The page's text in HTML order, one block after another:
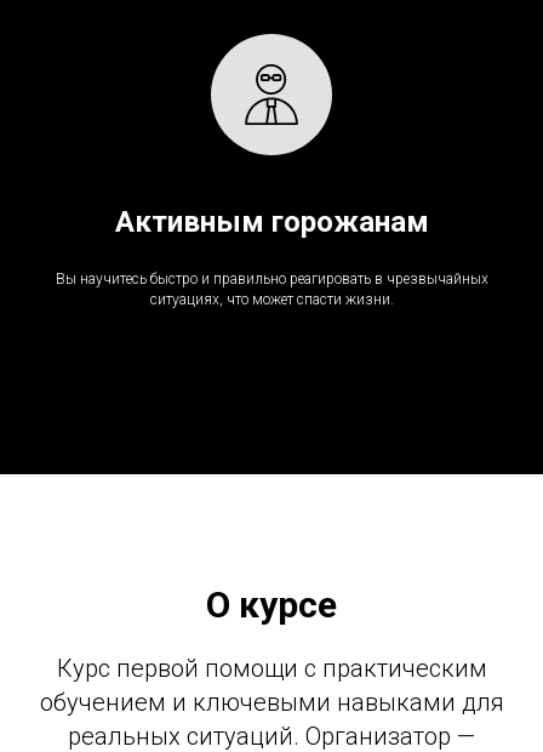
Активным горожанам
Вы научитесь быстро и правильно реагировать в чрезвычайных
ситуациях, что может спасти жизни.
О курсе
Курс первой помощи с практическим
обучением и ключевыми навыками для
реальных ситуаций. Организатор —